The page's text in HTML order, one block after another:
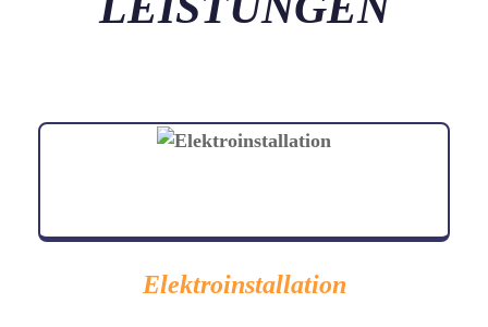
Elektroinstallation